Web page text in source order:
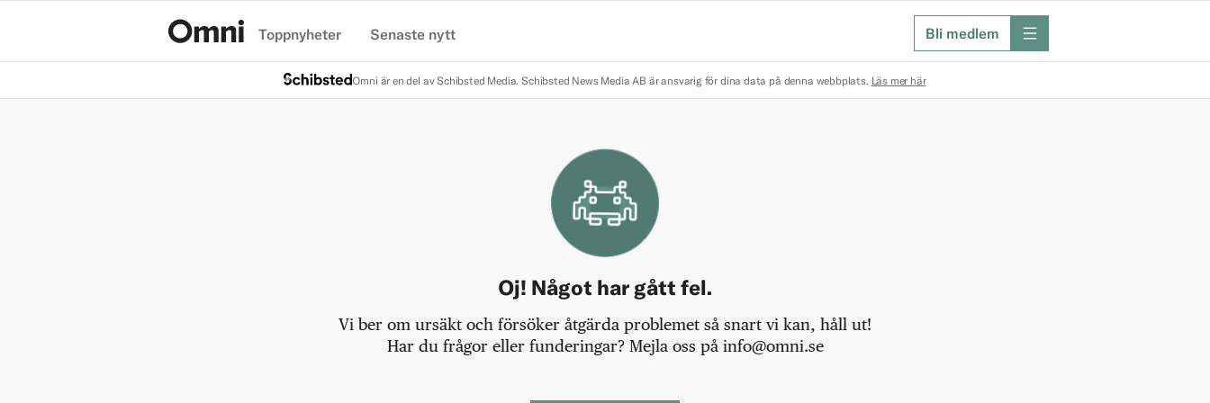
Toppnyheter Senaste nytt Bli medlem meny
Omni är en del av Schibsted Media. Schibsted News Media AB är ansvarig för dina data på denna webbplats. Läs mer här
Oj! Något har gått fel.
Vi ber om ursäkt och försöker åtgärda problemet så snart vi kan, håll ut!
Har du frågor eller funderingar? Mejla oss på info@omni.se